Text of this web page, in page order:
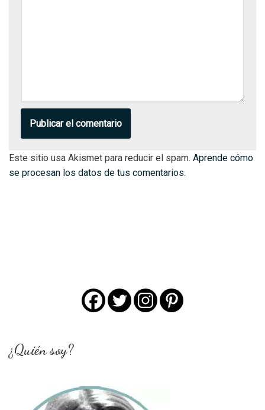
Este sitio usa Akismet para reducir el spam. Aprende cómo
se procesan los datos de tus comentarios.
¿Quién soy?